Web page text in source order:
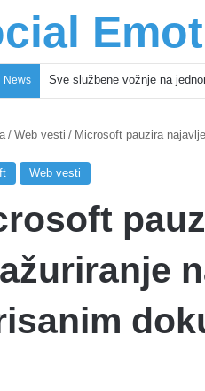
News Sve službene vožnje na
/ Web vesti / Microsoft pauzira
Web vesti